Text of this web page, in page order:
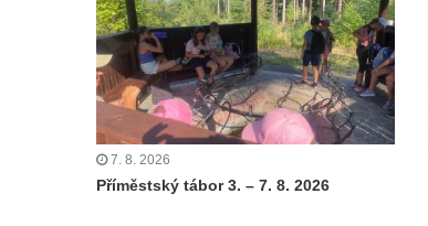
7. 8. 2026
Příměstský tábor 3. – 7. 8. 2026